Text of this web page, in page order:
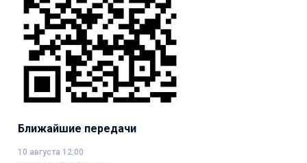
Ближайшие передачи
10 августа 12:00